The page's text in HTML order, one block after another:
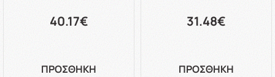
40.17€
ΠΡΟΣΘΗΚΗ
31.48€
ΠΡΟΣΘΗΚΗ